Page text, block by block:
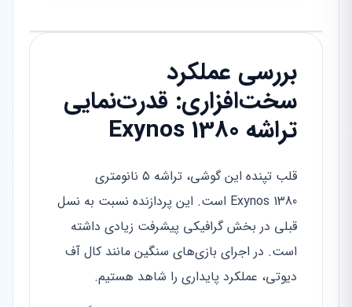
بررسی عملکرد
سخت‌افزاری: قدرت‌نمایی
تراشه Exynos 1380
قلب تپنده این گوشی، تراشه ۵ نانومتری
Exynos 1380 است. این پردازنده نسبت به نسل
قبلی در بخش گرافیکی پیشرفت زیادی داشته
است. در اجرای بازی‌های سنگین مانند کال آف
دیوتی، عملکرد پایداری را شاهد هستیم.